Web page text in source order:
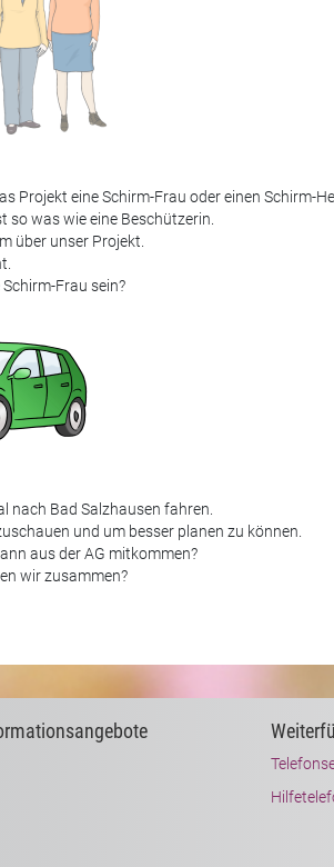
Projekt eine Schirm-Frau oder einen Schirm-
so was wie eine Beschützerin.
über unser Projekt.
Frau sein?
nach Bad Salzhausen fahren.
und um besser planen zu können.
aus der AG mitkommen?
wir zusammen?